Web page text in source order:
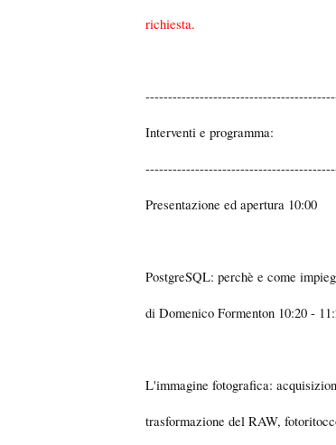
richiesta.
Interventi e programma:
Presentazione ed apertura 10:00
PostgreSQL: perchè e come
di Domenico Formenton 10:20 -
L'immagine fotografica:
trasformazione del RAW,